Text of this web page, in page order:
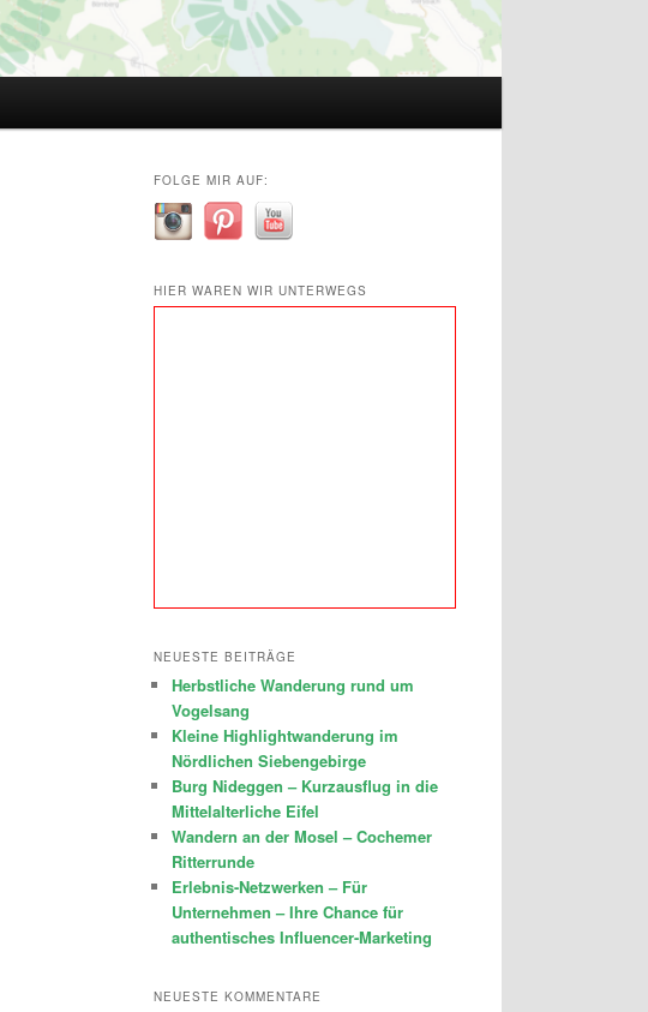
FOLGE MIR AUF:
HIER WAREN WIR UNTERWEGS
NEUESTE BEITRÄGE
Herbstliche Wanderung rund um
Vogelsang
Kleine Highlightwanderung im
Nördlichen Siebengebirge
Burg Nideggen – Kurzausflug in die
Mittelalterliche Eifel
Wandern an der Mosel – Cochemer
Ritterrunde
Erlebnis-Netzwerken – Für
Unternehmen – Ihre Chance für
authentisches Influencer-Marketing
NEUESTE KOMMENTARE